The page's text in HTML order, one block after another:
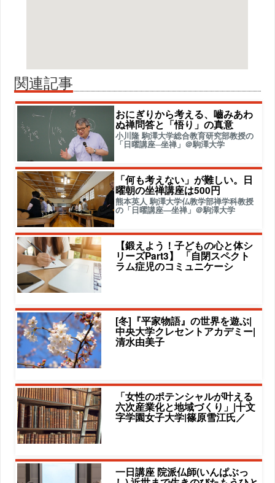
関連記事
おにぎりから考える、嚙みあわ
ぬ禅問答と「悟り」の真意
小川隆 駒澤大学総合教育研究部教授の
「日曜講座─坐禅」＠駒澤大学
「何も考えない」が難しい。日
曜朝の坐禅講座は500円
熊本英人 駒澤大学仏教学部禅学科教授
の「日曜講座―坐禅」＠駒澤大学
【鍛えよう！子どもの心と体シ
リーズPart3】 「自閉スペクト
ラム症児のコミュニケーシ
[冬]『平家物語』の世界を遊ぶ|
中央大学クレセントアカデミー|
清水由美子
「女性のポテンシャルが叶える
六次産業化と地域づくり」|十文
字学園女子大学|篠原雪江氏／
一日講座 院派仏師(いんぱぶっ